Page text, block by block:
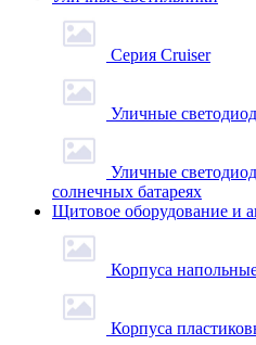
Серия Cruiser
Уличные
Уличные
солнечных батареях
Щитовое оборудование и
Корпуса
Корпуса